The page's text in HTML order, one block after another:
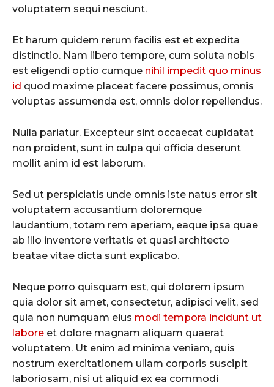
voluptatem sequi nesciunt.
Et harum quidem rerum facilis est et expedita
distinctio. Nam libero tempore, cum soluta nobis
est eligendi optio cumque nihil impedit quo minus
id quod maxime placeat facere possimus, omnis
voluptas assumenda est, omnis dolor repellendus.
Nulla pariatur. Excepteur sint occaecat cupidatat
non proident, sunt in culpa qui officia deserunt
mollit anim id est laborum.
Sed ut perspiciatis unde omnis iste natus error sit
voluptatem accusantium doloremque
laudantium, totam rem aperiam, eaque ipsa quae
ab illo inventore veritatis et quasi architecto
beatae vitae dicta sunt explicabo.
Neque porro quisquam est, qui dolorem ipsum
quia dolor sit amet, consectetur, adipisci velit, sed
quia non numquam eius modi tempora incidunt ut
labore et dolore magnam aliquam quaerat
voluptatem. Ut enim ad minima veniam, quis
nostrum exercitationem ullam corporis suscipit
laboriosam, nisi ut aliquid ex ea commodi